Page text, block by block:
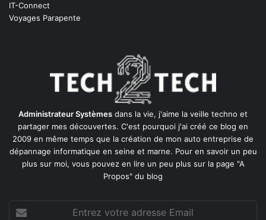
IT-Connect
Voyages Parapente
Administrateur Systèmes dans la vie, j'aime la veille techno et
partager mes découvertes. C'est pourquoi j'ai créé ce blog en
2009 en même temps que la création de mon auto entreprise de
dépannage informatique en seine et marne. Pour en savoir un peu
plus sur moi, vous pouvez en lire un peu plus sur la page "A
Propos" du blog